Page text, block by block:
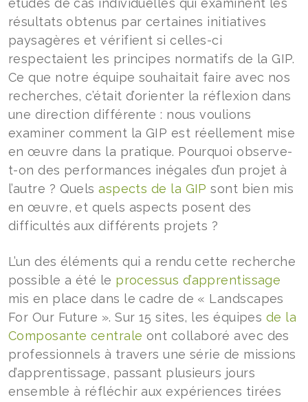
études de cas individuelles qui examinent les
résultats obtenus par certaines initiatives
paysagères et vérifient si celles-ci
respectaient les principes normatifs de la GIP.
Ce que notre équipe souhaitait faire avec nos
recherches, c’était d’orienter la réflexion dans
une direction différente : nous voulions
examiner comment la GIP est réellement mise
en œuvre dans la pratique. Pourquoi observe-
t-on des performances inégales d’un projet à
l’autre ? Quelsaspects de la GIP sont bien mis
en œuvre, et quels aspects posent des
difficultés aux différents projets ?
L’un des éléments qui a rendu cette recherche
possible a été le processus d’apprentissage
mis en place dans le cadre de « Landscapes
For Our Future ». Sur 15 sites, les équipes de la
Composante centrale ont collaboré avec des
professionnels à travers une série de missions
d’apprentissage, passant plusieurs jours
ensemble à réfléchir aux expériences tirées